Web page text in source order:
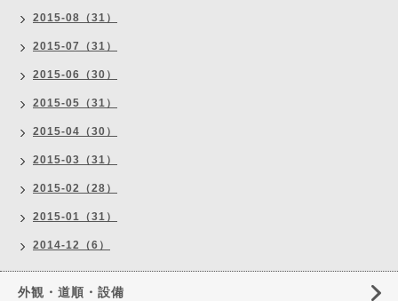
2015-08（31）
2015-07（31）
2015-06（30）
2015-05（31）
2015-04（30）
2015-03（31）
2015-02（28）
2015-01（31）
2014-12（6）
外観・道順・設備